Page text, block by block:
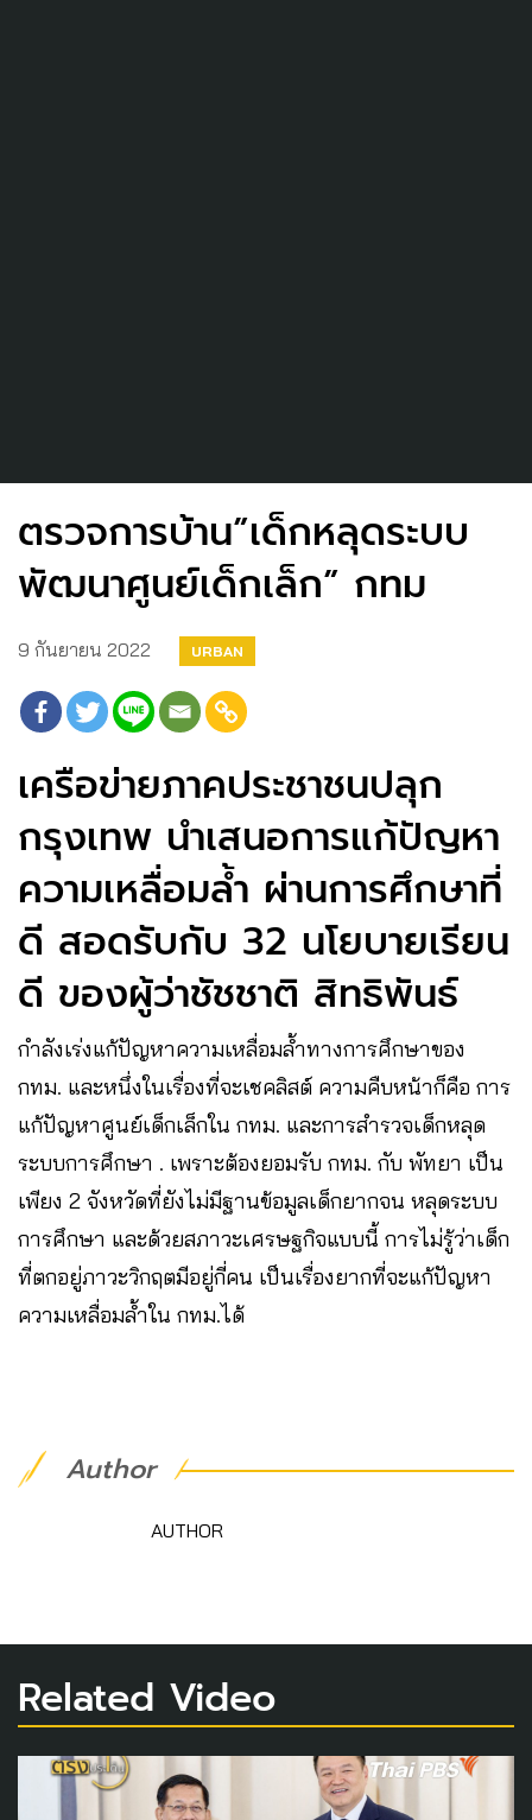
ตรวจการบ้าน”เด็กหลุดระบบ
พัฒนาศูนย์เด็กเล็ก” กทม
9 กันยายน 2022 URBAN
เครือข่ายภาคประชาชนปลุก
กรุงเทพ นำเสนอการแก้ปัญหา
ความเหลื่อมล้ำ ผ่านการศึกษาที่
ดี สอดรับกับ 32 นโยบายเรียน
ดี ของผู้ว่าชัชชาติ สิทธิพันธ์
กำลังเร่งแก้ปัญหาความเหลื่อมล้ำทางการศึกษาของ
กทม. และหนึ่งในเรื่องที่จะเชคลิสต์ ความคืบหน้าก็คือ การ
แก้ปัญหาศูนย์เด็กเล็กใน กทม. และการสำรวจเด็กหลุด
ระบบการศึกษา . เพราะต้องยอมรับ กทม. กับ พัทยา เป็น
เพียง 2 จังหวัดที่ยังไม่มีฐานข้อมูลเด็กยากจน หลุดระบบ
การศึกษา และด้วยสภาวะเศรษฐกิจแบบนี้ การไม่รู้ว่าเด็ก
ที่ตกอยู่ภาวะวิกฤตมีอยู่กี่คน เป็นเรื่องยากที่จะแก้ปัญหา
ความเหลื่อมล้ำใน กทม.ได้
Author
AUTHOR
Related Video